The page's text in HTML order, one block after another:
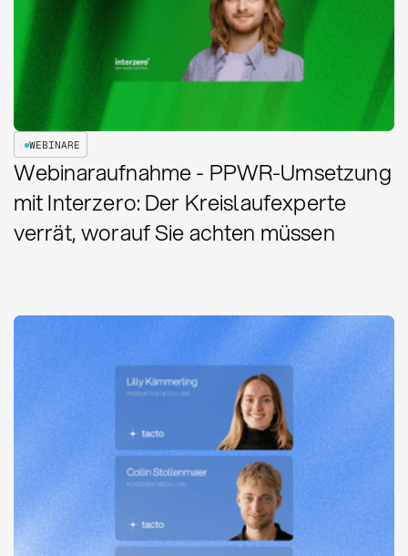
WEBINARE
Webinaraufnahme - PPWR-Umsetzung
mit Interzero: Der Kreislaufexperte
verrät, worauf Sie achten müssen